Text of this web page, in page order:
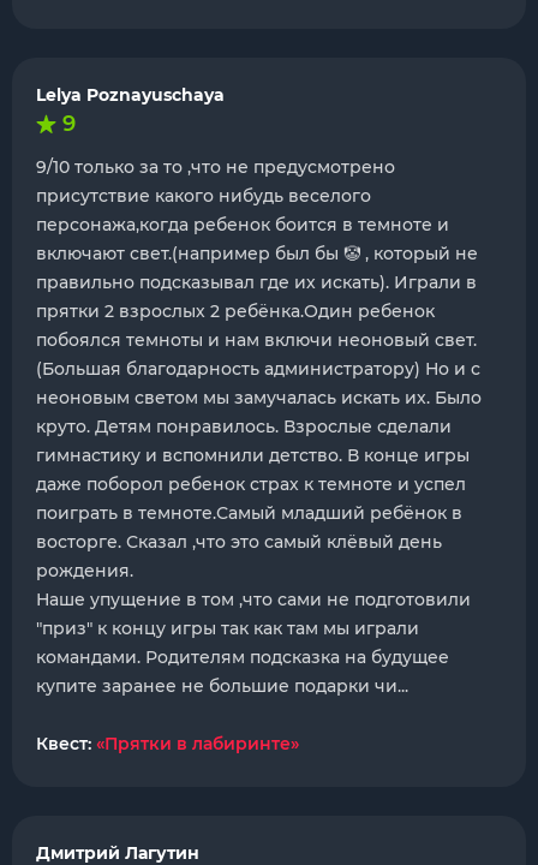
Lelya Poznayuschaya
9
9/10 только за то ,что не предусмотрено
присутствие какого нибудь веселого
персонажа,когда ребенок боится в темноте и
включают свет.(например был бы 🤡 , который не
правильно подсказывал где их искать). Играли в
прятки 2 взрослых 2 ребёнка.Один ребенок
побоялся темноты и нам включи неоновый свет.
(Большая благодарность администратору) Но и с
неоновым светом мы замучалась искать их. Было
круто. Детям понравилось. Взрослые сделали
гимнастику и вспомнили детство. В конце игры
даже поборол ребенок страх к темноте и успел
поиграть в темноте.Самый младший ребёнок в
восторге. Сказал ,что это самый клёвый день
рождения.
Наше упущение в том ,что сами не подготовили
"приз" к концу игры так как там мы играли
командами. Родителям подсказка на будущее
купите заранее не большие подарки чи...
Квест: «Прятки в лабиринте»
Дмитрий Лагутин